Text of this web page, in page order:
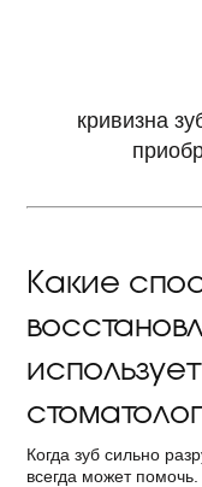
кривизна
Какие
Когда зуб сильно
всегда может